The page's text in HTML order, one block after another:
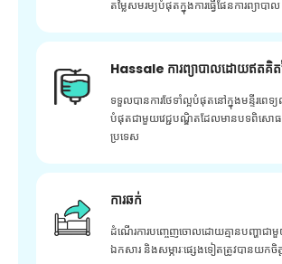
តម្លៃសមរម្យបំផុតក្នុងការធ្វើផែនការព្យាបាល
Hassale ការព្យាបាលដោយឥតគិតថ្
ទទួលបានការថែទាំល្អបំផុតនៅក្នុងមន្ទីរពេទ្
បំផុតជាមួយវេជ្ជបណ្ឌិតដែលមានបទពិសោធ
ប្រទេស
ការឆក់
ដំណើរការបញ្ចេញចោលដោយគ្មានបញ្ហាជា
ឯកសារ និងសម្ភារៈផ្សេងទៀតត្រូវបានយកចិ